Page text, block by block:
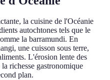
la cuisine de l'Océanie
autochtones tels que le
la barramundi. En
une cuisson sous terre,
L'érosion lente des
richesse gastronomique
plan.